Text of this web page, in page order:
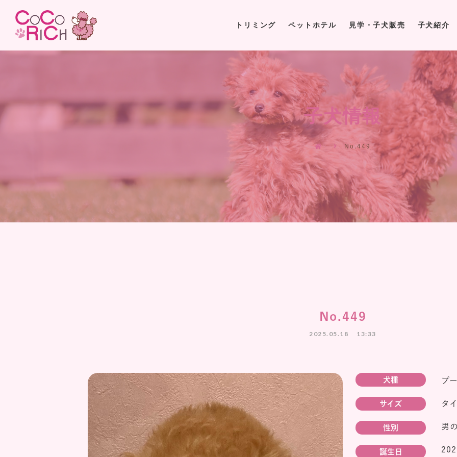
トリミング ペットホテル 見学・子犬販売 子犬紹介
トリミング ペットホテル 見学・子犬販売 子犬紹介
子犬情報
No.449
No.449
2025.05.18 13:33
犬種
サイズ
性別
誕生日
プ
タ
男